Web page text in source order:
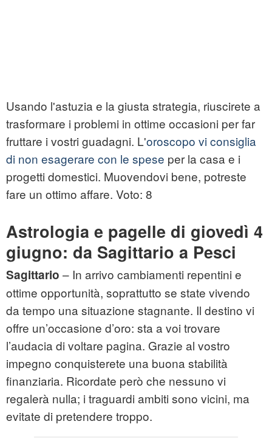
Usando l'astuzia e la giusta strategia, riuscirete a
trasformare i problemi in ottime occasioni per far
fruttare i vostri guadagni. L'oroscopo vi consiglia
di non esagerare con le spese per la casa e i
progetti domestici. Muovendovi bene, potreste
fare un ottimo affare. Voto: 8
Astrologia e pagelle di giovedì 4
giugno: da Sagittario a Pesci
Sagittario – In arrivo cambiamenti repentini e
ottime opportunità, soprattutto se state vivendo
da tempo una situazione stagnante. Il destino vi
offre un’occasione d’oro: sta a voi trovare
l’audacia di voltare pagina. Grazie al vostro
impegno conquisterete una buona stabilità
finanziaria. Ricordate però che nessuno vi
regalerà nulla; i traguardi ambiti sono vicini, ma
evitate di pretendere troppo.